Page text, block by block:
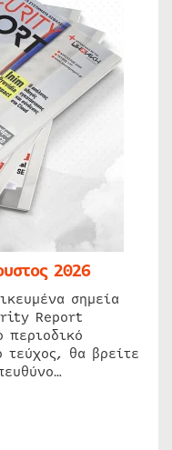
2026
σημεία
Report
περιοδικό
θα βρείτε